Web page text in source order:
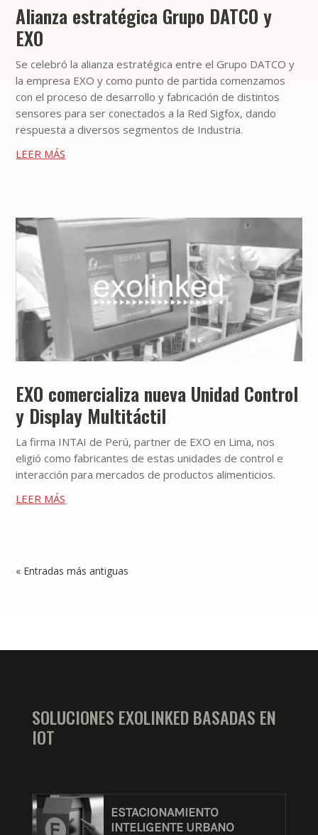
Alianza estratégica Grupo DATCO y
EXO
Se celebró la alianza estratégica entre el Grupo DATCO y
la empresa EXO y como punto de partida comenzamos
con el proceso de desarrollo y fabricación de distintos
sensores para ser conectados a la Red Sigfox, dando
respuesta a diversos segmentos de Industria.
LEER MÁS
EXO comercializa nueva Unidad Control
y Display Multitáctil
La firma INTAI de Perú, partner de EXO en Lima, nos
eligió como fabricantes de estas unidades de control e
interacción para mercados de productos alimenticios.
LEER MÁS
« Entradas más antiguas
SOLUCIONES EXOLINKED BASADAS EN
IOT
ESTACIONAMIENTO
INTELIGENTE URBANO